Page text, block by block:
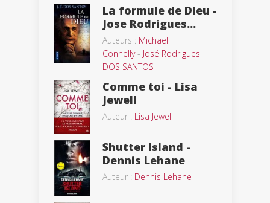
La formule de Dieu -
Jose Rodrigues...
Auteurs : Michael
Connelly- José Rodrigues
DOS SANTOS
Comme toi - Lisa
Jewell
Auteur : Lisa Jewell
Shutter Island -
Dennis Lehane
Auteur : Dennis Lehane